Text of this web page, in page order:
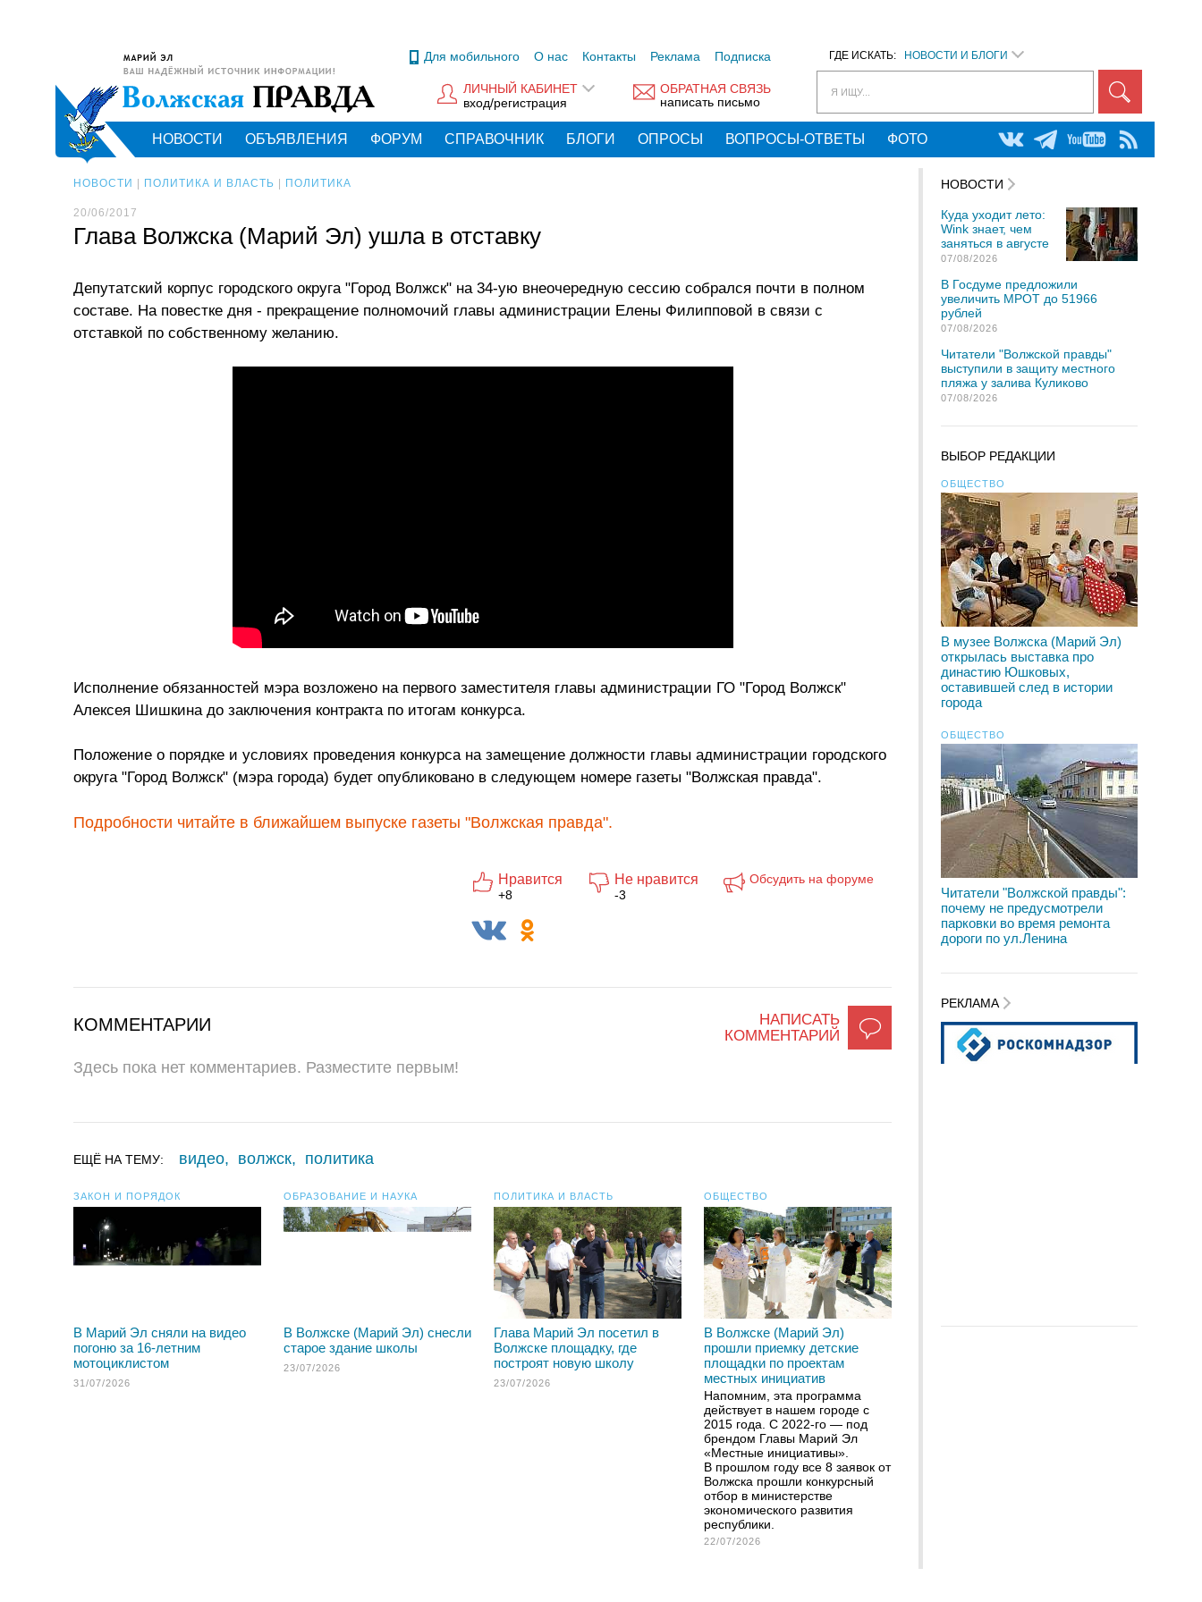
ГДЕ ИСКАТЬ: НОВОСТИ И БЛОГИ
Я ИЩУ...
Для мобильного О нас Контакты Реклама Подписка
ОБРАТНАЯ СВЯЗЬ
написать письмо
ЛИЧНЫЙ КАБИНЕТ
вход/регистрация
НОВОСТИ ОБЪЯВЛЕНИЯ ФОРУМ СПРАВОЧНИК БЛОГИ ОПРОСЫ ВОПРОСЫ-ОТВЕТЫ ФОТО
НОВОСТИ ПОЛИТИКА И ВЛАСТЬ ПОЛИТИКА
20/06/2017
Глава Волжска (Марий Эл) ушла в отставку
Депутатский корпус городского округа "Город Волжск" на 34-ую внеочередную сессию собрался почти в полном
составе. На повестке дня - прекращение полномочий главы администрации Елены Филипповой в связи с
отставкой по собственному желанию.
Исполнение обязанностей мэра возложено на первого заместителя главы администрации ГО "Город Волжск"
Алексея Шишкина до заключения контракта по итогам конкурса.
Положение о порядке и условиях проведения конкурса на замещение должности главы администрации городского
округа "Город Волжск" (мэра города) будет опубликовано в следующем номере газеты "Волжская правда".
Подробности читайте в ближайшем выпуске газеты "Волжская правда".
Нравится
+8
Не нравится
-3
Обсудить на форуме
НАПИСАТЬ
КОММЕНТАРИЙ
КОММЕНТАРИИ
Здесь пока нет комментариев. Разместите первым!
ЕЩЁ НА ТЕМУ: видео, волжск, политика
ЗАКОН И ПОРЯДОК
В Марий Эл сняли на видео
погоню за 16-летним
мотоциклистом
31/07/2026
ОБРАЗОВАНИЕ И НАУКА
В Волжске (Марий Эл) снесли
старое здание школы
23/07/2026
ПОЛИТИКА И ВЛАСТЬ
Глава Марий Эл посетил в
Волжске площадку, где
построят новую школу
23/07/2026
ОБЩЕСТВО
В Волжске (Марий Эл)
прошли приемку детские
площадки по проектам
местных инициатив
Напомним, эта программа
действует в нашем городе с
2015 года. С 2022-го — под
брендом Главы Марий Эл
«Местные инициативы».
В прошлом году все 8 заявок от
Волжска прошли конкурсный
отбор в министерстве
экономического развития
республики.
22/07/2026
НОВОСТИ
Куда уходит лето:
Wink знает, чем
заняться в августе
07/08/2026
В Госдуме предложили
увеличить МРОТ до 51966
рублей
07/08/2026
Читатели "Волжской правды"
выступили в защиту местного
пляжа у залива Куликово
07/08/2026
ВЫБОР РЕДАКЦИИ
ОБЩЕСТВО
В музее Волжска (Марий Эл)
открылась выставка про
династию Юшковых,
оставившей след в истории
города
ОБЩЕСТВО
Читатели "Волжской правды":
почему не предусмотрели
парковки во время ремонта
дороги по ул.Ленина
РЕКЛАМА